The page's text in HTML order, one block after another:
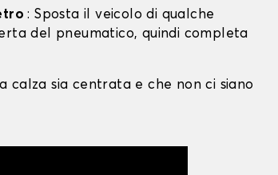
: Sposta il veicolo di qualche
del pneumatico, quindi completa
calza sia centrata e che non ci siano